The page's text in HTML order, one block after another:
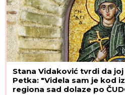
Stana Vidaković tvrdi da joj
Petka: "Videla sam je kod
regiona sad dolaze po